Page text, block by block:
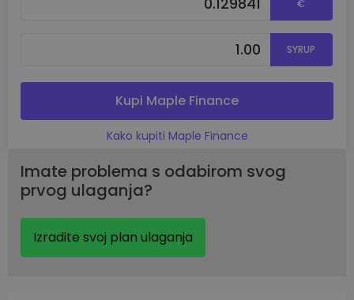
€
SYRUP
Kupi Maple Finance
Kako kupiti Maple Finance
Imate problema s odabirom svog
prvog ulaganja?
Izradite svoj plan ulaganja